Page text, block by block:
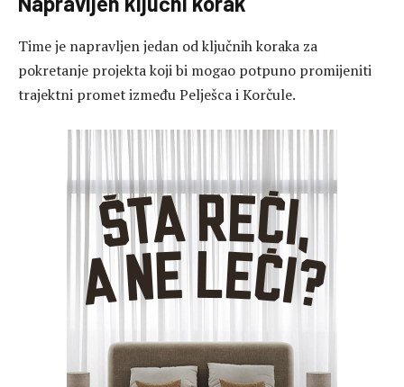
Time je napravljen jedan od ključnih koraka za
pokretanje projekta koji bi mogao potpuno promijeniti
trajektni promet između Pelješca i Korčule.